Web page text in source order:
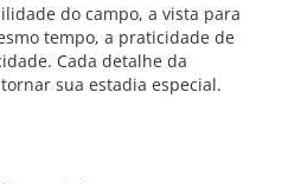
do campo, a vista para
tempo, a praticidade de
Cada detalhe da
sua estadia especial.